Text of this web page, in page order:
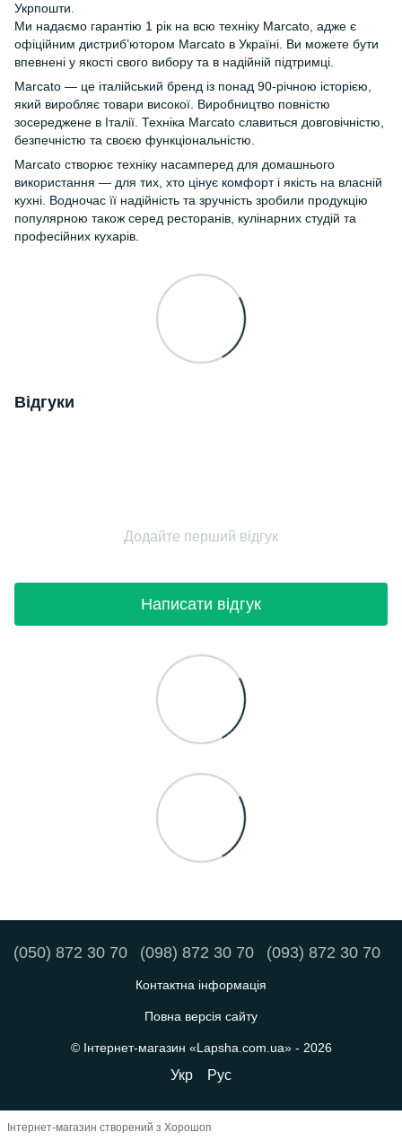
Укрпошти.
Ми надаємо гарантію 1 рік на всю техніку Marcato, адже є
офіційним дистриб’ютором Marcato в Україні. Ви можете бути
впевнені у якості свого вибору та в надійній підтримці.
Marcato — це італійський бренд із понад 90-річною історією,
який виробляє товари високої. Виробництво повністю
зосереджене в Італії. Техніка Marcato славиться довговічністю,
безпечністю та своєю функціональністю.
Marcato створює техніку насамперед для домашнього
використання — для тих, хто цінує комфорт і якість на власній
кухні. Водночас її надійність та зручність зробили продукцію
популярною також серед ресторанів, кулінарних студій та
професійних кухарів.
Відгуки
Додайте перший відгук
Написати відгук
(050) 872 30 70 (098) 872 30 70 (093) 872 30 70
Контактна інформація
Повна версія сайту
© Інтернет-магазин «Lapsha.com.ua» - 2026
Укр Рус
Інтернет-магазин створений з Хорошоп